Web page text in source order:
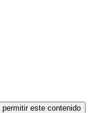
este contenido